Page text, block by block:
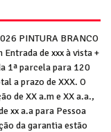
PINTURA BRANCO
de xxx à vista +
1ª parcela para 120
a prazo de XXX. O
de XX a.m e XX a.a.,
xx a.a para Pessoa
da garantia estão